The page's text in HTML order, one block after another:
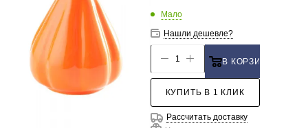
Мало
Нашли дешевле?
В КОРЗИНУ
КУПИТЬ В 1 КЛИК
Рассчитать доставку